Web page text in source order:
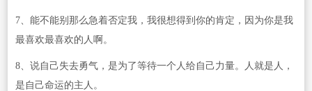
7、能不能别那么急着否定我，我很想得到你的肯定，因为你是我
最喜欢最喜欢的人啊。
8、说自己失去勇气，是为了等待一个人给自己力量。人就是人，
是自己命运的主人。